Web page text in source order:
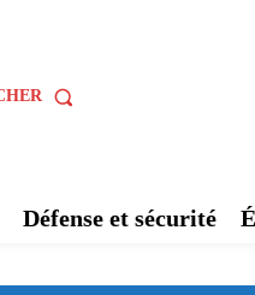
Défense et sécurité